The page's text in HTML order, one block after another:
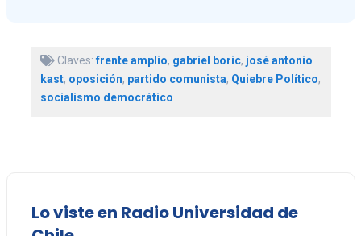
Claves:frente amplio, gabriel boric, josé antonio
kast, oposición, partido comunista, Quiebre Político,
socialismo democrático
Lo viste en Radio Universidad de